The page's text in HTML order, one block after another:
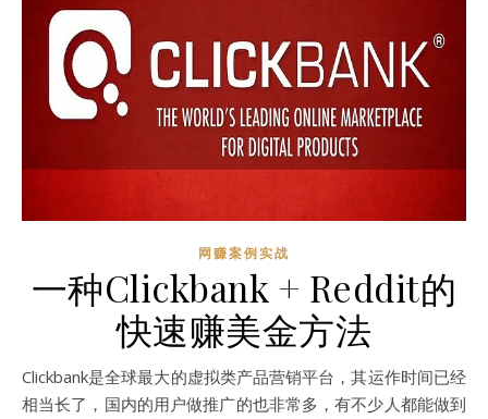
网赚案例实战
一种Clickbank + Reddit的
快速赚美金方法
Clickbank是全球最大的虚拟类产品营销平台，其运作时间已经
相当长了，国内的用户做推广的也非常多，有不少人都能做到